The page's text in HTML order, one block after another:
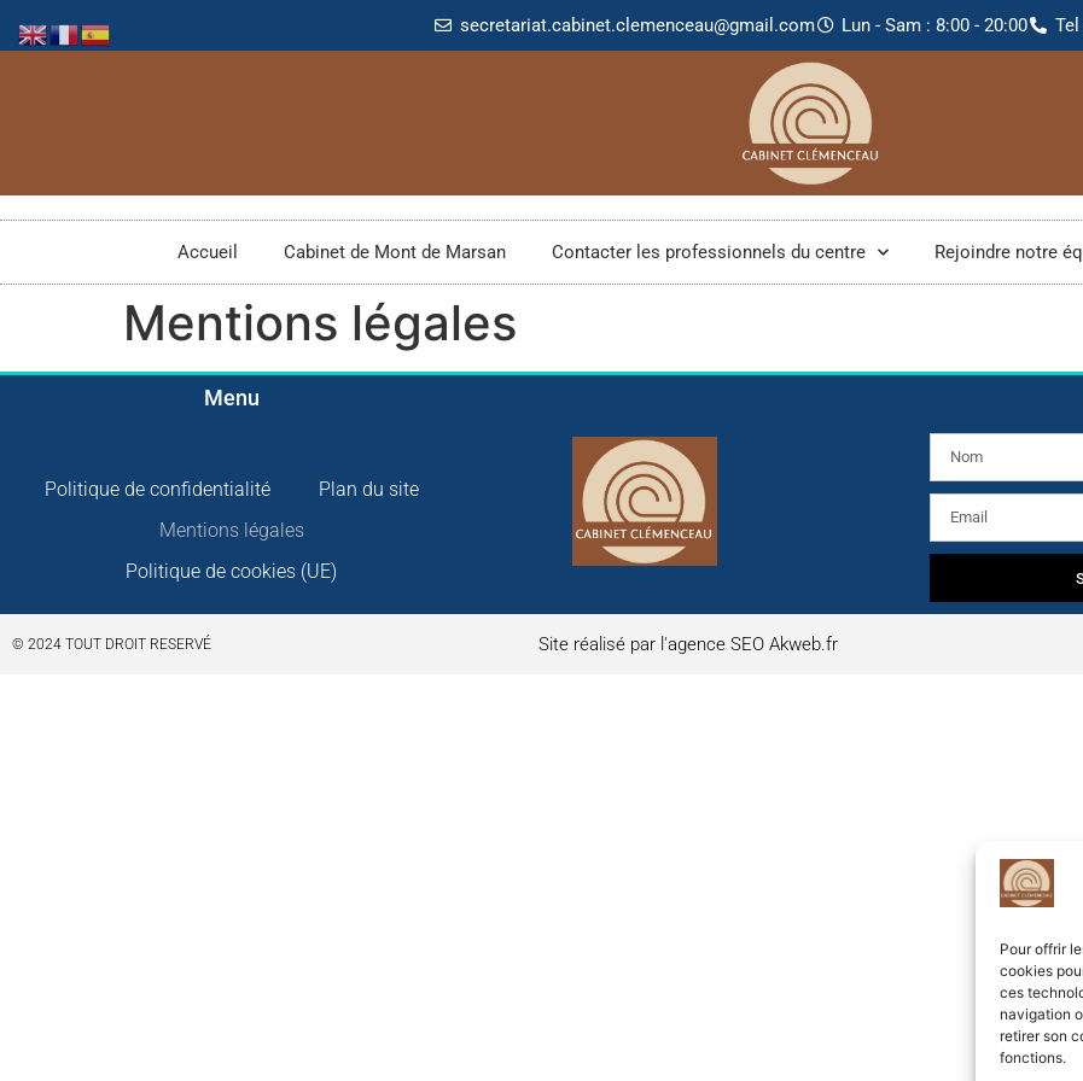
Pour offrir
cookies
ces
navigation
retirer son
fonctions.
secretariat.cabinet.clemenceau@gmail.com Lun - Sam : 8:00 - 20:00
Accueil Cabinet de Mont de Marsan Contacter les professionnels du centre Rejoindre notre
Mentions légales
Menu
Politique de confidentialité
Plan du site
Mentions légales
Politique de cookies (UE)
© 2024 TOUT DROIT RESERVÉ Site réalisé par l'agence SEO Akweb.fr